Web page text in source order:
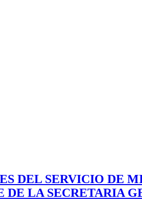
DEL SERVICIO DE
LA SECRETARIA